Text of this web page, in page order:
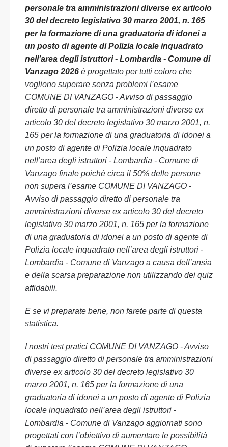
personale tra amministrazioni diverse ex articolo
30 del decreto legislativo 30 marzo 2001, n. 165
per la formazione di una graduatoria di idonei a
un posto di agente di Polizia locale inquadrato
nell’area degli istruttori - Lombardia - Comune di
Vanzago 2026 è progettato per tutti coloro che
vogliono superare senza problemi l’esame
COMUNE DI VANZAGO - Avviso di passaggio
diretto di personale tra amministrazioni diverse ex
articolo 30 del decreto legislativo 30 marzo 2001, n.
165 per la formazione di una graduatoria di idonei a
un posto di agente di Polizia locale inquadrato
nell’area degli istruttori - Lombardia - Comune di
Vanzago finale poiché circa il 50% delle persone
non supera l’esame COMUNE DI VANZAGO -
Avviso di passaggio diretto di personale tra
amministrazioni diverse ex articolo 30 del decreto
legislativo 30 marzo 2001, n. 165 per la formazione
di una graduatoria di idonei a un posto di agente di
Polizia locale inquadrato nell’area degli istruttori -
Lombardia - Comune di Vanzago a causa dell’ansia
e della scarsa preparazione non utilizzando dei quiz
affidabili.
E se vi preparate bene, non farete parte di questa
statistica.
I nostri test pratici COMUNE DI VANZAGO - Avviso
di passaggio diretto di personale tra amministrazioni
diverse ex articolo 30 del decreto legislativo 30
marzo 2001, n. 165 per la formazione di una
graduatoria di idonei a un posto di agente di Polizia
locale inquadrato nell’area degli istruttori -
Lombardia - Comune di Vanzago aggiornati sono
progettati con l’obiettivo di aumentare le possibilità